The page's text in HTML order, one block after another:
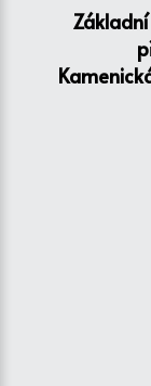
Základní